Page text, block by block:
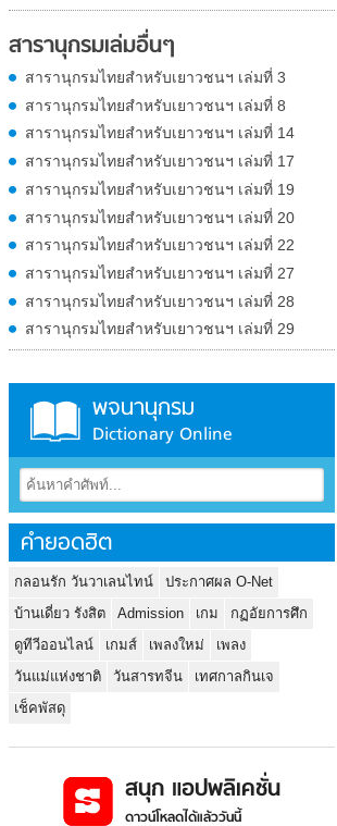
สารานุกรมเล่มอื่นๆ
สารานุกรมไทยสำหรับเยาวชนฯ เล่มที่ 3
สารานุกรมไทยสำหรับเยาวชนฯ เล่มที่ 8
สารานุกรมไทยสำหรับเยาวชนฯ เล่มที่ 14
สารานุกรมไทยสำหรับเยาวชนฯ เล่มที่ 17
สารานุกรมไทยสำหรับเยาวชนฯ เล่มที่ 19
สารานุกรมไทยสำหรับเยาวชนฯ เล่มที่ 20
สารานุกรมไทยสำหรับเยาวชนฯ เล่มที่ 22
สารานุกรมไทยสำหรับเยาวชนฯ เล่มที่ 27
สารานุกรมไทยสำหรับเยาวชนฯ เล่มที่ 28
สารานุกรมไทยสำหรับเยาวชนฯ เล่มที่ 29
พจนานุกรม
Dictionary Online
คำยอดฮิต
กลอนรัก วันวาเลนไทน์
ประกาศผล O-Net
บ้านเดี่ยว รังสิต
Admission เกม
กฏอัยการศึก
ดูทีวีออนไลน์
เกมส์ เพลงใหม่
เพลง
วันแม่แห่งชาติ
วันสารทจีน
เทศกาลกินเจ
เช็คพัสดุ
สนุก แอปพลิเคชั่น
ดาวน์โหลดได้แล้ววันนี้